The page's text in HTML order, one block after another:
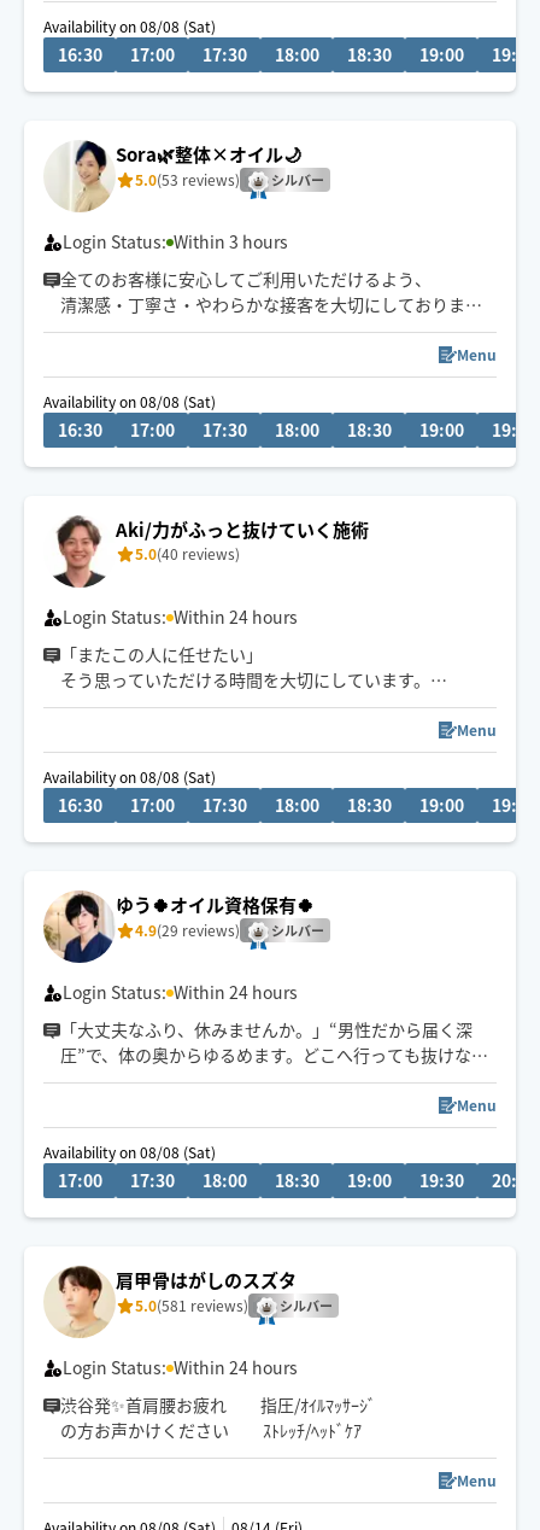
🍀市川駅本八幡は自転車移動🚴 終電までは東京23区も
喜んでお伺い致します😊
総武線沿線千葉〜三鷹
Availability on 08/08 (Sat)
16:30 17:00 17:30 18:00 18:30 19:00 19:30
Sora🌿整体×オイル🌙
5.0(53 reviews) シルバー
Login Status: Within 3 hours
全てのお客様に安心してご利用いただけるよう、
清潔感・丁寧さ・やわらかな接客を大切にしております
🌙
予約枠×の場合でも、
事前に↗︎のチャット💬いただけますと
対応可能な場合がございます😊
Menu
Availability on 08/08 (Sat)
16:30 17:00 17:30 18:00 18:30 19:00 19:30
Aki/力がふっと抜けていく施術
5.0(40 reviews)
Login Status: Within 24 hours
「またこの人に任せたい」
そう思っていただける時間を大切にしています。
はじめまして、プロフィールをご覧いただきまして、あり
“この疲れをどうにかしたい”
そう思った時にふっと力を抜ける特別なひとときをお届
けします。
お気軽にメッセージからご相談ください。
Menu
Availability on 08/08 (Sat)
16:30 17:00 17:30 18:00 18:30 19:00 19:30
ゆう🍀オイル資格保有🍀
4.9(29 reviews) シルバー
Login Status: Within 24 hours
「大丈夫なふり、休みませんか。」“男性だから届く深
圧”で、体の奥からゆるめます。どこへ行っても抜けなか
った首肩こり・脳疲労へ。
その場だけでなく、翌日の軽さまで変わる施術です😌
誰にも気を遣わず
静かに休むのも
Menu
Availability on 08/08 (Sat)
17:00 17:30 18:00 18:30 19:00 19:30 20:00
肩甲骨はがしのスズタ
5.0(581 reviews) シルバー
Login Status: Within 24 hours
渋谷発✨首肩腰お疲れ 指圧/ｵｲﾙﾏｯｻｰｼﾞ
の方お声かけください ｽﾄﾚｯﾁ/ﾍｯﾄﾞｹｱ
Menu